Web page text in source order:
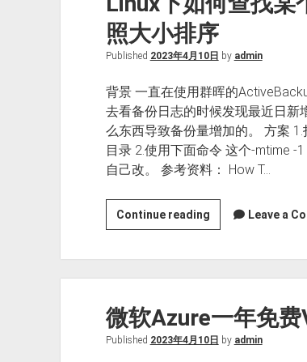
for
business
备
mikrotik
存
储
照大小排序
Published 2023年4月10日 by admin
背景 一直在使用群晖的
去看备份日志的时候发现最近日新
么东西导致备份量增加的。 方案
目录 2.使用下面命令 这个-mtime -
自己改。 参考资料： How T…
Continue readingLinux
下
Leave a
微软Azure一年免
Published 2023年4月10日 by admin